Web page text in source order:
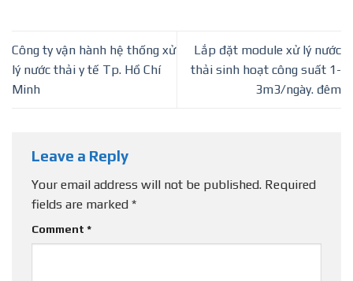
Công ty vận hành hệ thống xử
lý nước thải y tế Tp. Hồ Chí
Minh
Lắp đặt module xử lý nước
thải sinh hoạt công suất 1-
3m3/ngày. đêm
Leave a Reply
Your email address will not be published. Required
fields are marked *
Comment *